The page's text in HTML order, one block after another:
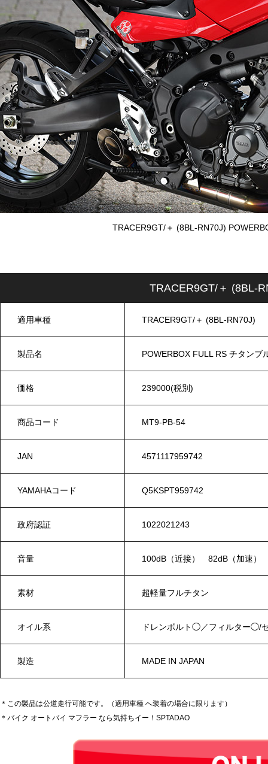
TRACER9GT/＋ (8BL-RN70J)
TRACER9GT/＋ (8BL-
適用車種 TRACER9GT/＋ (8BL-RN70J)
製品名 POWERBOX FULL RS チタンブ
価格 239000(税別)
商品コード MT9-PB-54
JAN 4571117959742
YAMAHAコード Q5KSPT959742
政府認証 1022021243
音量 100dB（近接） 82dB（加速）
素材 超軽量フルチタン
オイル系 ドレンボルト◯／フィルター◯/
製造 MADE IN JAPAN
＊この製品は公道走行可能です。（適用車種 へ装着の場合に限ります）
＊バイク オートバイ マフラー なら気持ちイー！SPTADAO